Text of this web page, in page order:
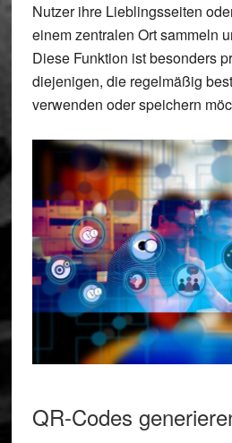
Nutzer ihre Lieblingsseiten
einem zentralen Ort sammeln
Diese Funktion ist besonders
diejenigen, die regelmäßig
verwenden oder speichern
QR-Codes